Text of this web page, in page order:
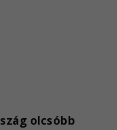
olcsóbb